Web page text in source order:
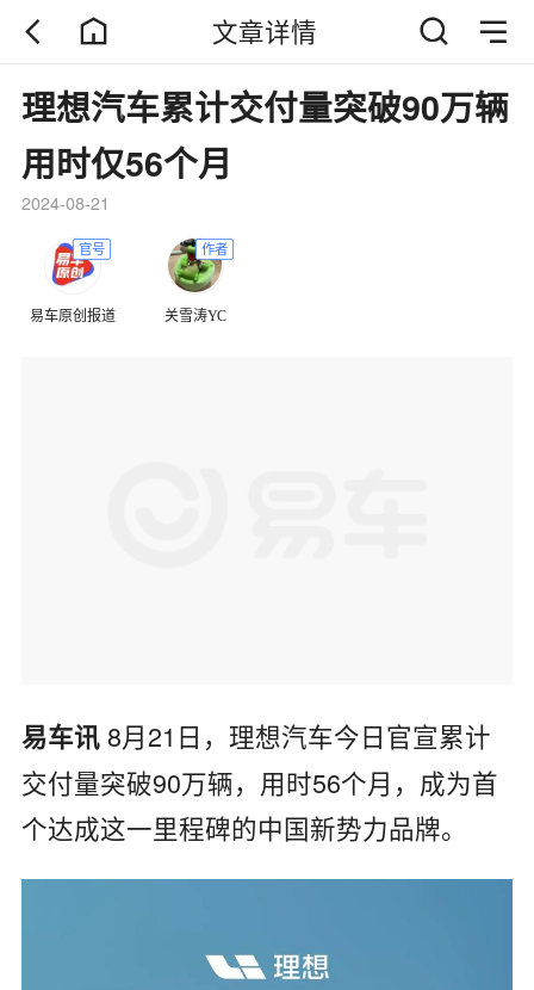
文章详情
理想汽车累计交付量突破90万辆
用时仅56个月
2024-08-21
官号
易车原创报道
作者
关雪涛YC
易车讯8月21日，理想汽车今日官宣累计
交付量突破90万辆，用时56个月，成为首
个达成这一里程碑的中国新势力品牌。